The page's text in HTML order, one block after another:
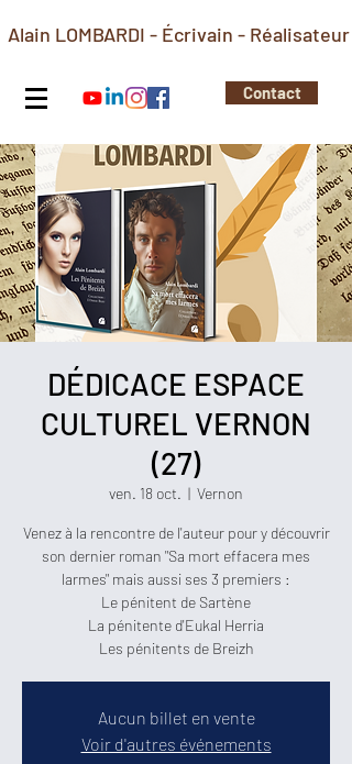
Alain LOMBARDI - Écrivain - Réalisateur
Contact
DÉDICACE ESPACE
CULTUREL VERNON
(27)
ven. 18 oct.
  |
Vernon
Venez à la rencontre de l'auteur pour y découvrir
son dernier roman "Sa mort effacera mes
larmes" mais aussi ses 3 premiers :
Le pénitent de Sartène
La pénitente d'Eukal Herria
Les pénitents de Breizh
Aucun billet en vente
Voir d'autres événements